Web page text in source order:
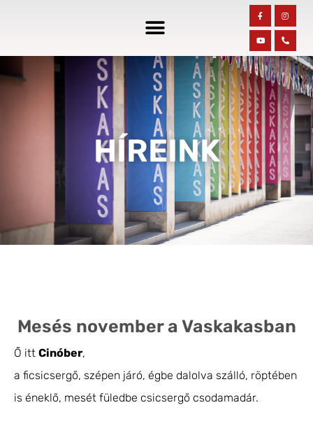
HÍREINK
Mesés november a Vaskakasban
Ő itt Cinóber,
a ficsicsergő, szépen járó, égbe dalolva szálló, röptében
is éneklő, mesét füledbe csicsergő csodamadár.